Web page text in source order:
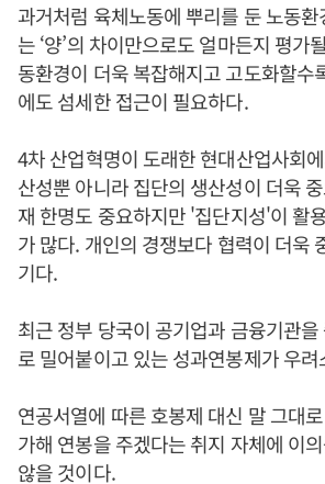
과거처럼 육체노동에 뿌리를 둔 노동
는 ‘양’의 차이만으로도 얼마든지 평가
동환경이 더욱 복잡해지고 고도화할수
에도 섬세한 접근이 필요하다.
4차 산업혁명이 도래한 현대산업사회
산성뿐 아니라 집단의 생산성이 더욱
재 한명도 중요하지만 '집단지성'이 활
가 많다. 개인의 경쟁보다 협력이 더욱
기다.
최근 정부 당국이 공기업과 금융기관
로 밀어붙이고 있는 성과연봉제가 우
연공서열에 따른 호봉제 대신 말 그대
가해 연봉을 주겠다는 취지 자체에 이
않을 것이다.